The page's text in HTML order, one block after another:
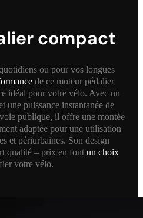
compact
ou pour vos longues
de ce moteur pédalier
idéal pour votre vélo. Avec un
une puissance instantanée de
publique, il offre une montée
adaptée pour une utilisation
et périurbaines. Son design
qualité – prix en font un choix
votre vélo.